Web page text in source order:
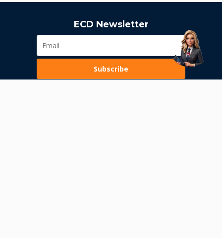
ECD Newsletter
Subscribe